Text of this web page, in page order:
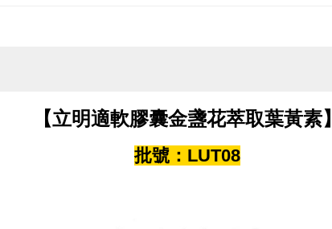
【立明適軟膠囊金盞花萃取葉黃素】
批號：LUT08